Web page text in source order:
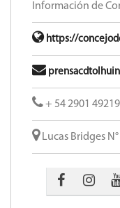
Información de
https://
+ 54 2901
Lucas Bridges